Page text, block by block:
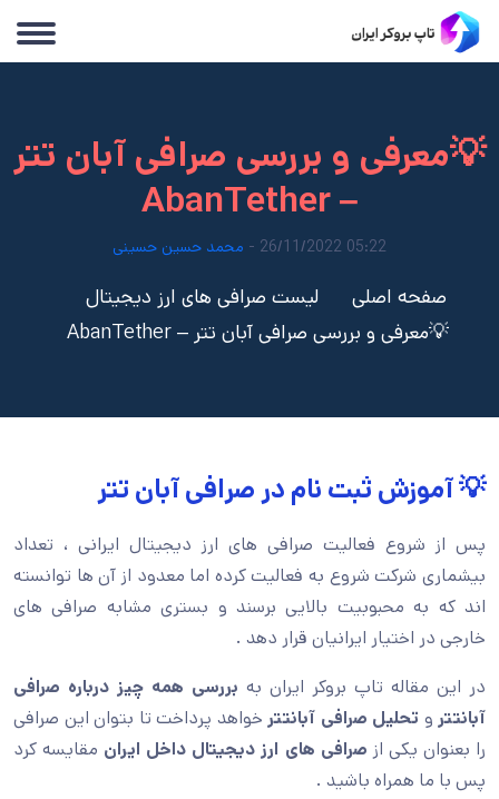
💡معرفی و بررسی صرافی آبان تتر
– AbanTether
05:22 26/11/2022 - محمد حسین حسینی
صفحه اصلی
لیست صرافی های ارز دیجیتال
💡معرفی و بررسی صرافی آبان تتر – AbanTether
💡 آموزش ثبت نام در صرافی آبان تتر
پس از شروع فعالیت صرافی های ارز دیجیتال ایرانی ، تعداد
بیشماری شرکت شروع به فعالیت کرده اما معدود از آن ها توانسته
اند که به محبوبیت بالایی برسند و بستری مشابه صرافی های
خارجی در اختیار ایرانیان قرار دهد .
در این مقاله تاپ بروکر ایران به بررسی همه چیز درباره صرافی
آبانتتر و تحلیل صرافی آبانتتر خواهد پرداخت تا بتوان این صرافی
را بعنوان یکی از صرافی های ارز دیجیتال داخل ایران مقایسه کرد
پس با ما همراه باشید .